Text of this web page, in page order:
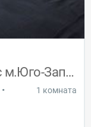
Отличная квартира рядом с м.Юго-Западная
• 1 комната